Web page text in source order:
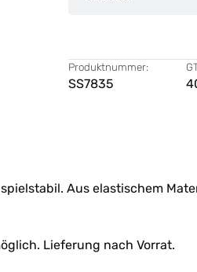
Produktnummer:
SS7835
Aus elastischem
Lieferung nach Vorrat.